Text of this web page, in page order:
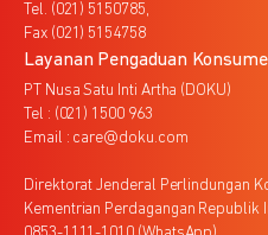
Tel. (021) 5150785,
Fax (021) 5154758
Layanan Pengaduan
PT Nusa Satu Inti Artha (DOKU)
Tel : (021) 1500 963
Email : care@doku.com
Direktorat Jenderal Perlindungan
Kementrian Perdagangan Republik